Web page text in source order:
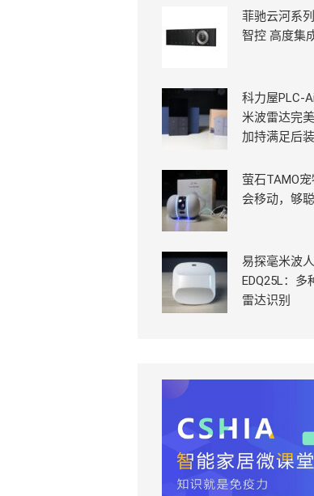
菲驰云河系
智控 高度集
科力屋PLC-
米波雷达完
加持满足后
萤石TAMO宠
会移动，够
易探毫米波
EDQ25L：多
雷达识别